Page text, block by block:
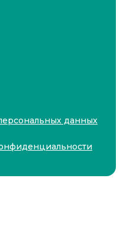
данных